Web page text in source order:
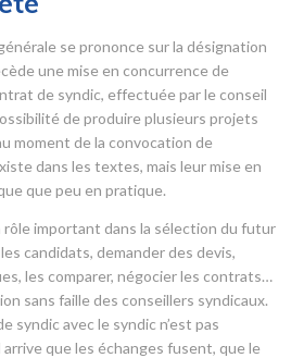
se prononce sur la désignation
une mise en concurrence de
de syndic, effectuée par le conseil
de produire plusieurs projets
moment de la convocation de
dans les textes, mais leur mise en
que peu en pratique.
rôle important dans la sélection du futur
candidats, demander des devis,
les comparer, négocier les contrats…
sans faille des conseillers syndicaux.
syndic avec le syndic n’est pas
que les échanges fusent, que le